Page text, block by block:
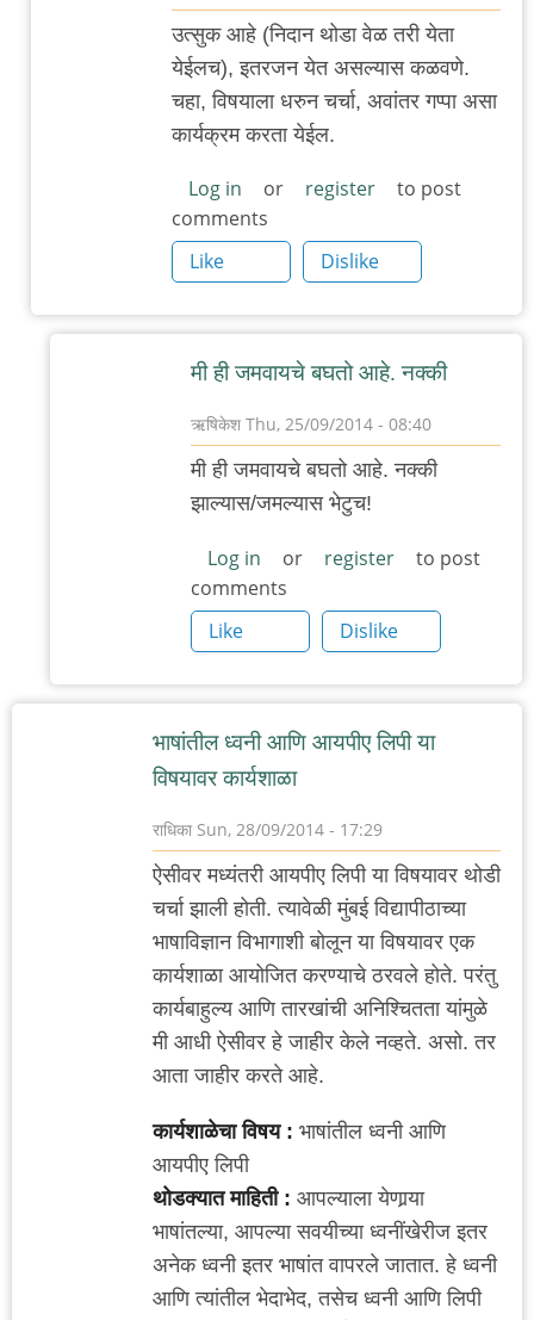
reply
चित्रकला
कुतूहल
by
चिंतातुर
जंतू
उत्सुक आहे (निदान थोडा वेळ तरी येता
येईलच), इतरजन येत असल्यास कळवणे.
चहा, विषयाला धरुन चर्चा, अवांतर गप्पा असा
कार्यक्रम करता येईल.
Log in or register
to post
comments
Like
Dislike
मी ही जमवायचे बघतो आहे. नक्की
ऋषिकेश Thu, 25/09/2014 - 08:40
In
to
उत्सुक
by
मी
मी ही जमवायचे बघतो आहे. नक्की
झाल्यास/जमल्यास भेटुच!
Log in or register
to post
comments
Like
Dislike
भाषांतील ध्वनी आणि आयपीए लिपी या
विषयावर कार्यशाळा
राधिका Sun, 28/09/2014 - 17:29
ऐसीवर मध्यंतरी आयपीए लिपी या विषयावर थोडी
चर्चा झाली होती. त्यावेळी मुंबई विद्यापीठाच्या
भाषाविज्ञान विभागाशी बोलून या विषयावर एक
कार्यशाळा आयोजित करण्याचे ठरवले होते. परंतु
कार्यबाहुल्य आणि तारखांची अनिश्चितता यांमुळे
मी आधी ऐसीवर हे जाहीर केले नव्हते. असो. तर
आता जाहीर करते आहे.
कार्यशाळेचा विषय : भाषांतील ध्वनी आणि
आयपीए लिपी
थोडक्यात माहिती : आपल्याला येणार्‍या
भाषांतल्या, आपल्या सवयीच्या ध्वनींखेरीज इतर
अनेक ध्वनी इतर भाषांत वापरले जातात. हे ध्वनी
आणि त्यांतील भेदाभेद, तसेच ध्वनी आणि लिपी